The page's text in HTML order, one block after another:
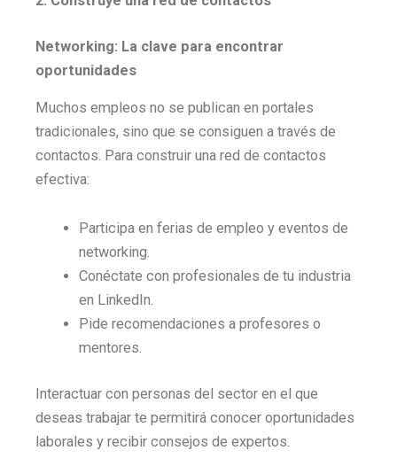
Networking: La clave para encontrar
oportunidades
Muchos empleos no se publican en portales
tradicionales, sino que se consiguen a través de
contactos. Para construir una red de contactos
efectiva:
Participa en ferias de empleo y eventos de
networking.
Conéctate con profesionales de tu industria
en LinkedIn.
Pide recomendaciones a profesores o
mentores.
Interactuar con personas del sector en el que
deseas trabajar te permitirá conocer oportunidades
laborales y recibir consejos de expertos.